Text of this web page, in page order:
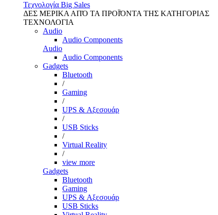
Τεχνολογία Big Sales
ΔΕΣ ΜΕΡΙΚΑ ΑΠΌ ΤΑ ΠΡΟΪΌΝΤΑ ΤΗΣ ΚΑΤΗΓΟΡΙΑΣ
ΤΕΧΝΟΛΟΓΙΑ
Audio
Audio Components
Audio
Audio Components
Gadgets
Bluetooth
/
Gaming
/
UPS & Αξεσουάρ
/
USB Sticks
/
Virtual Reality
/
view more
Gadgets
Bluetooth
Gaming
UPS & Αξεσουάρ
USB Sticks